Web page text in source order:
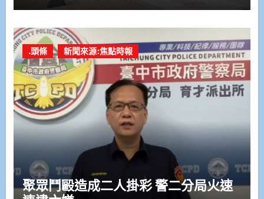
.頭條 新聞來源:焦點時報
聚眾鬥毆造成二人掛彩 警二分局火速